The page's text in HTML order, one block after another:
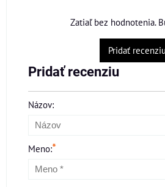
Zatiaľ bez hodnotenia.
Pridať recenziu
Pridať recenziu
Názov:
Meno:*